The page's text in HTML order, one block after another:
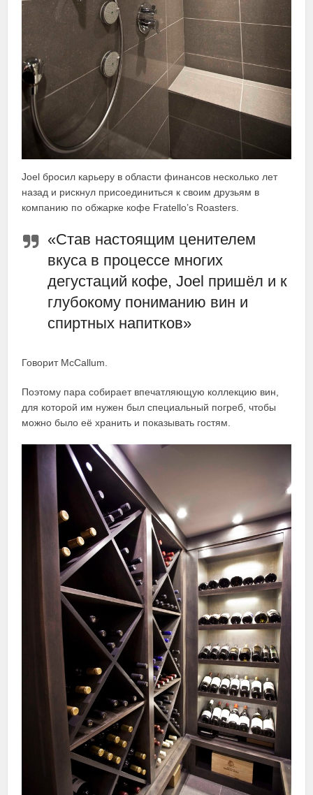
Joel бросил карьеру в области финансов несколько лет
назад и рискнул присоединиться к своим друзьям в
компанию по обжарке кофе Fratello’s Roasters.
«Став настоящим ценителем
вкуса в процессе многих
дегустаций кофе, Joel пришёл и к
глубокому пониманию вин и
спиртных напитков»
Говорит McCallum.
Поэтому пара собирает впечатляющую коллекцию вин,
для которой им нужен был специальный погреб, чтобы
можно было её хранить и показывать гостям.